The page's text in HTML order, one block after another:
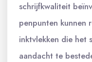
schrijfkwaliteit
penpunten kunnen
inktvlekken die het
aandacht te